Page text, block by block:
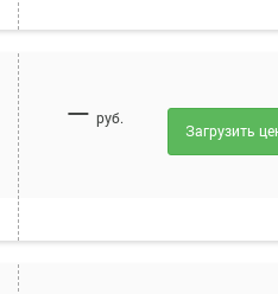
— руб.
Загрузить